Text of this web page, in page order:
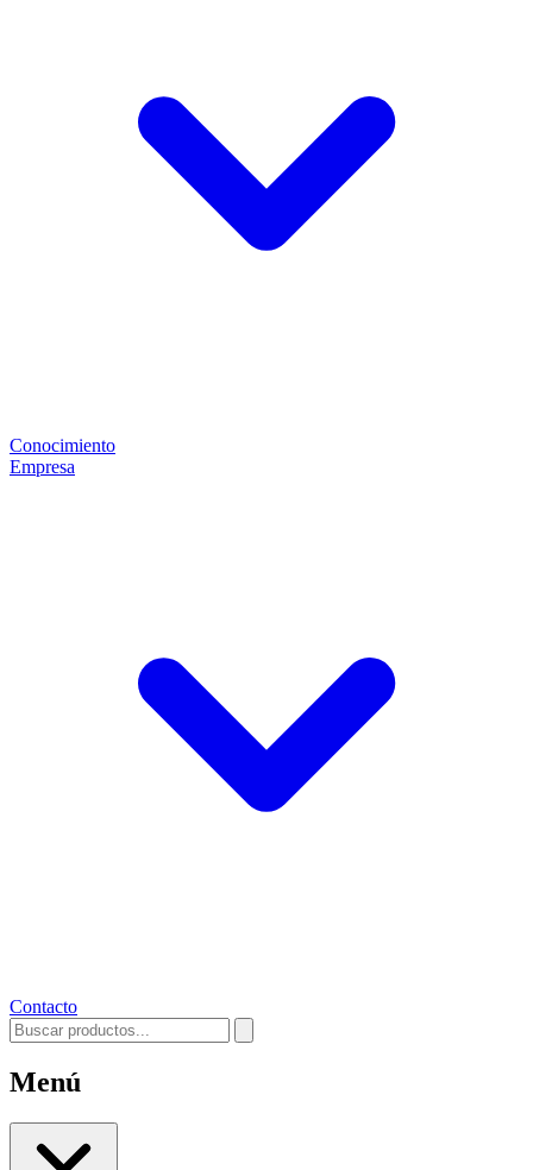
Conocimiento
Empresa
Contacto
Menú